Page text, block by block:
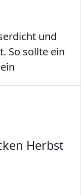
und
So sollte ein
Herbst